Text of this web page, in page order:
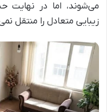
می‌شوند، اما در نهایت
زیبایی متعادل را منتقل